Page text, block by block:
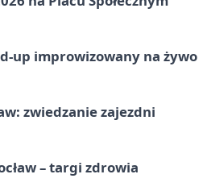
up improwizowany na żywo
zwiedzanie zajezdni
– targi zdrowia